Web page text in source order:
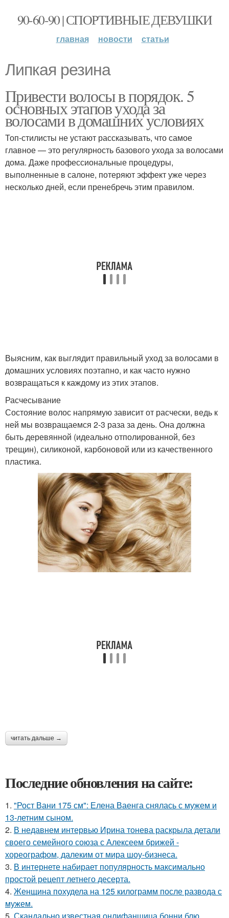
90-60-90 | СПОРТИВНЫЕ ДЕВУШКИ
главная новости статьи
Липкая резина
Привести волосы в порядок. 5
основных этапов ухода за
волосами в домашних условиях
Топ-стилисты не устают рассказывать, что самое
главное — это регулярность базового ухода за волосами
дома. Даже профессиональные процедуры,
выполненные в салоне, потеряют эффект уже через
несколько дней, если пренебречь этим правилом.
Выясним, как выглядит правильный уход за волосами в
домашних условиях поэтапно, и как часто нужно
возвращаться к каждому из этих этапов.
Расчесывание
Состояние волос напрямую зависит от расчески, ведь к
ней мы возвращаемся 2-3 раза за день. Она должна
быть деревянной (идеально отполированной, без
трещин), силиконой, карбоновой или из качественного
пластика.
читать дальше →
Последние обновления на сайте:
1. "Рост Вани 175 см": Елена Ваенга снялась с мужем и
13-летним сыном.
2. В недавнем интервью Ирина тонева раскрыла детали
своего семейного союза с Алексеем брижей -
хореографом, далеким от мира шоу-бизнеса.
3. В интернете набирает популярность максимально
простой рецепт летнего десерта.
4. Женщина похудела на 125 килограмм после развода с
мужем.